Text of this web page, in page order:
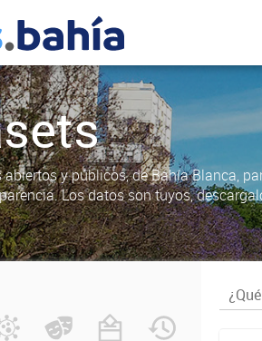
y públicos, de Bahía Blanca,
Los datos son tuyos,